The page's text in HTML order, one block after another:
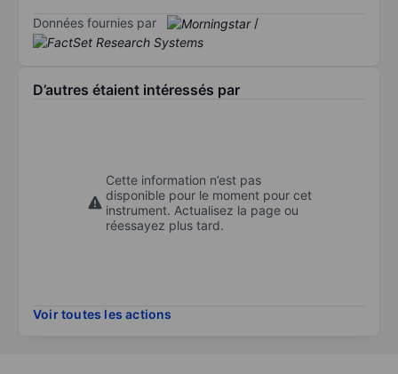
Données fournies par /
D’autres étaient intéressés par
Cette information n’est pas
disponible pour le moment pour cet
instrument. Actualisez la page ou
réessayez plus tard.
Voir toutes les actions